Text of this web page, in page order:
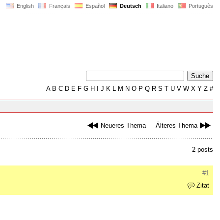
English Français Español Deutsch Italiano Português
AB C D E F G H J K L M N O P Q R S T U V W X Y Z #
Neueres Thema Älteres Thema
2 posts
#1
Zitat